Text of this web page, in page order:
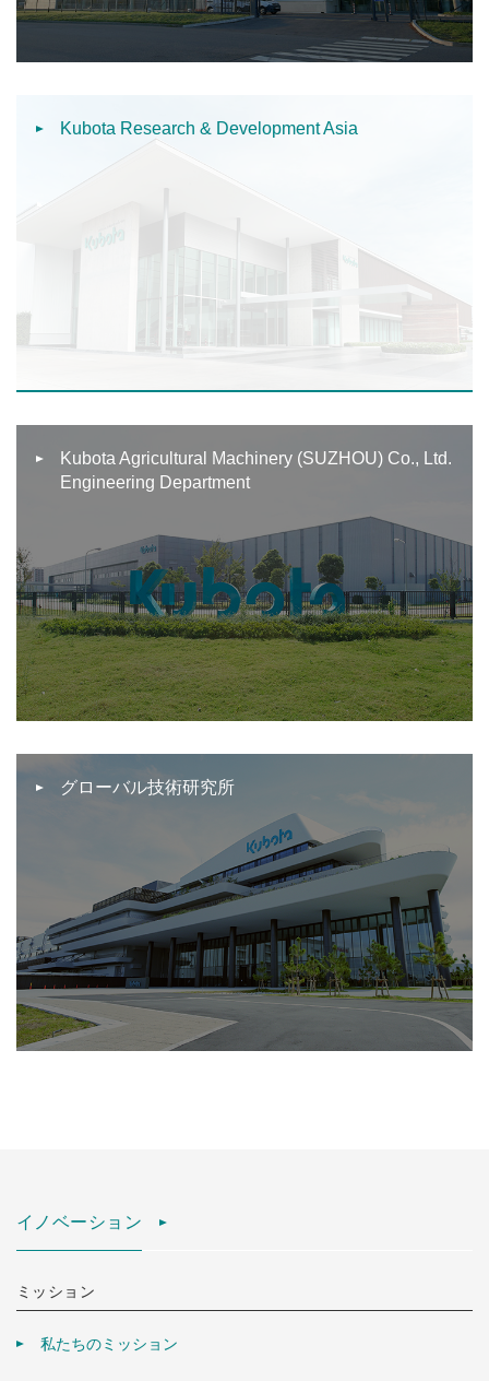
Kubota Research & Development Asia
Kubota Agricultural Machinery (SUZHOU) Co., Ltd.
Engineering Department
グローバル技術研究所
イノベーション
ミッション
私たちのミッション